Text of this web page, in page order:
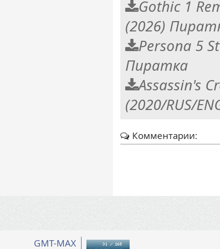
Gothic 1
(2026)
Persona 5
Пиратка
Assassin's
(2020/RUS/
Комментарии:
GMT-MAX